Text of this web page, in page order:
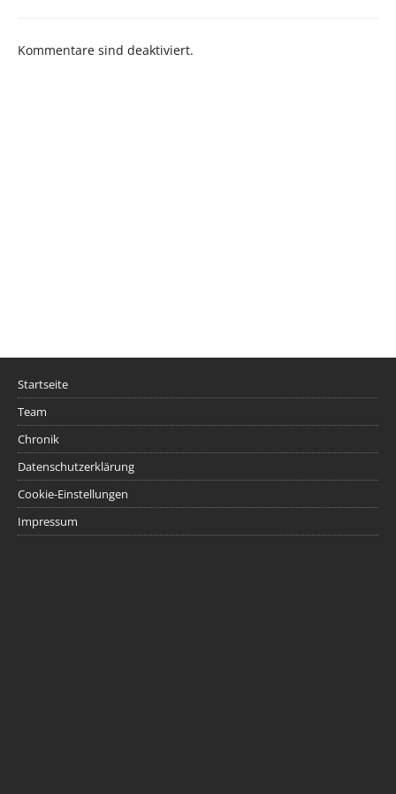
Kommentare sind deaktiviert.
Startseite
Team
Chronik
Datenschutzerklärung
Cookie-Einstellungen
Impressum